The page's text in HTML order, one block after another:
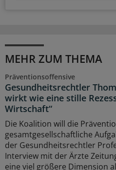
MEHR ZUM THEMA
Präventionsoffensive
Gesundheitsrechtler
wirkt wie eine stille
Wirtschaft“
Die Koalition will die
gesamtgesellschaftliche
der Gesundheitsrechtler
Interview mit der Ärzte
eine viel größere Dimension